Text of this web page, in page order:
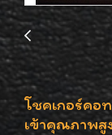
โชคเกอร์คอ
เข้าคุณภาพสู